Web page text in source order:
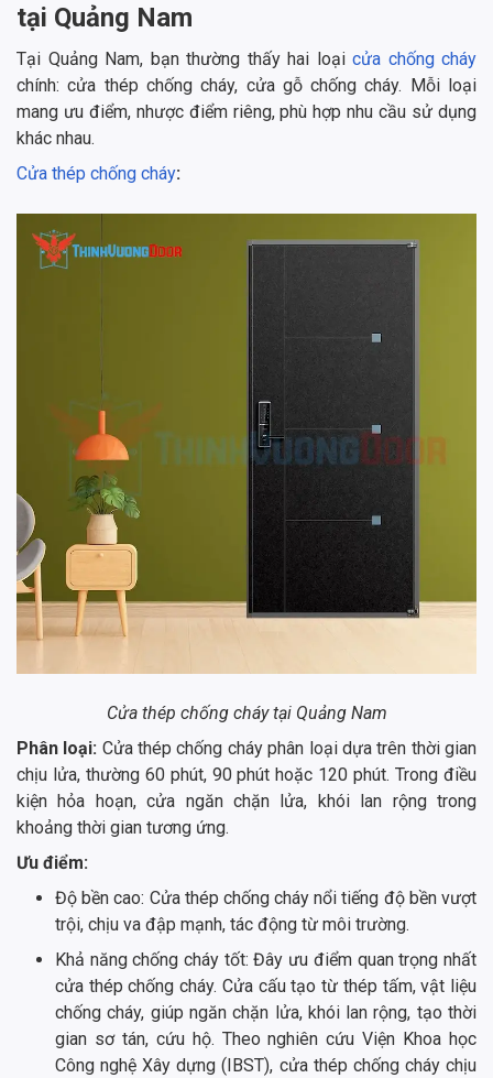
tại Quảng Nam
Tại Quảng Nam, bạn thường thấy hai loại cửa chống cháy
chính: cửa thép chống cháy, cửa gỗ chống cháy. Mỗi loại
mang ưu điểm, nhược điểm riêng, phù hợp nhu cầu sử dụng
khác nhau.
Cửa thép chống cháy:
Cửa thép chống cháy tại Quảng Nam
Phân loại: Cửa thép chống cháy phân loại dựa trên thời gian
chịu lửa, thường 60 phút, 90 phút hoặc 120 phút. Trong điều
kiện hỏa hoạn, cửa ngăn chặn lửa, khói lan rộng trong
khoảng thời gian tương ứng.
Ưu điểm:
Độ bền cao: Cửa thép chống cháy nổi tiếng độ bền vượt
trội, chịu va đập mạnh, tác động từ môi trường.
Khả năng chống cháy tốt: Đây ưu điểm quan trọng nhất
cửa thép chống cháy. Cửa cấu tạo từ thép tấm, vật liệu
chống cháy, giúp ngăn chặn lửa, khói lan rộng, tạo thời
gian sơ tán, cứu hộ. Theo nghiên cứu Viện Khoa học
Công nghệ Xây dựng (IBST), cửa thép chống cháy chịu